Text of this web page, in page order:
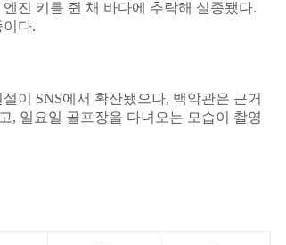
진 키를 쥔 채 바다에 추락해 실종됐다.
다.
이 SNS에서 확산됐으나, 백악관은 근거
, 일요일 골프장을 다녀오는 모습이 촬영